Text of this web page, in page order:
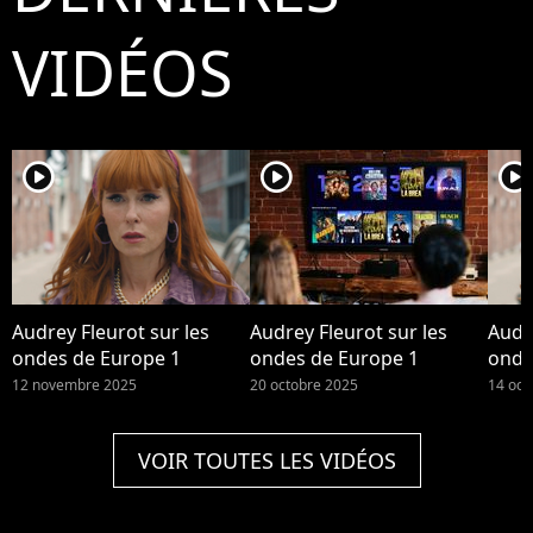
VIDÉOS
player2
Audrey Fleurot sur les
ondes de Europe 1
12 novembre 2025
player2
Audrey Fleurot sur les
ondes de Europe 1
20 octobre 2025
player2
14
VOIR TOUTES LES VIDÉOS